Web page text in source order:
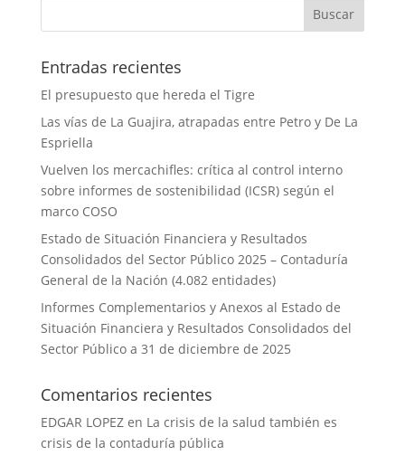
Entradas recientes
El presupuesto que hereda el Tigre
Las vías de La Guajira, atrapadas entre Petro y De La
Espriella
Vuelven los mercachifles: crítica al control interno
sobre informes de sostenibilidad (ICSR) según el
marco COSO
Estado de Situación Financiera y Resultados
Consolidados del Sector Público 2025 – Contaduría
General de la Nación (4.082 entidades)
Informes Complementarios y Anexos al Estado de
Situación Financiera y Resultados Consolidados del
Sector Público a 31 de diciembre de 2025
Comentarios recientes
EDGAR LOPEZen La crisis de la salud también es
crisis de la contaduría pública